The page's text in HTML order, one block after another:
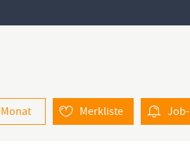
Job-
Merkliste
Monat